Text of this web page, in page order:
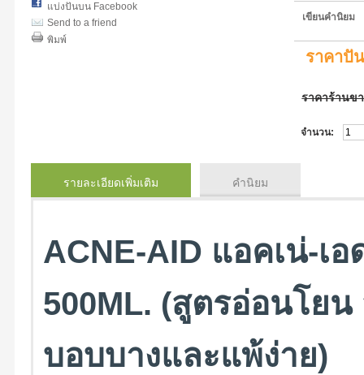
แบ่งปันบน Facebook
Send to a friend
พิมพ์
เขียนคำนิยม
ราคาปั
ราคาร้านข
จำนวน:
รายละเอียดเพิ่มเติม คำนิยม
ACNE-AID แอคเน่-เ
500ML. (สูตรอ่อนโย
บอบบางและแพ้ง่าย)